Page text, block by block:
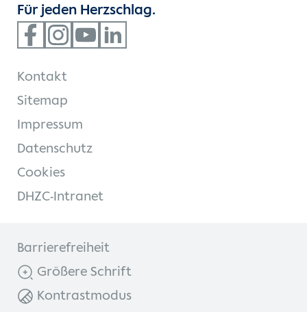
Für jeden Herzschlag.
Kontakt
Sitemap
Impressum
Datenschutz
Cookies
DHZC-Intranet
Barrierefreiheit
Größere Schrift
Kontrastmodus